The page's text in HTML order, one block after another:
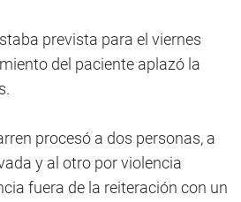
prevista para el viernes
del paciente aplazó la
procesó a dos personas, a
y al otro por violencia
fuera de la reiteración con un